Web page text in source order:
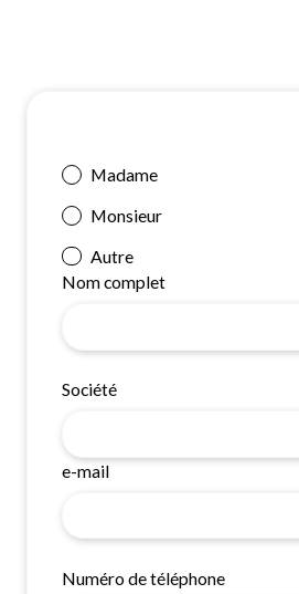
Madame
Monsieur
Autre
Nom complet
Société
e-mail
Numéro de téléphone